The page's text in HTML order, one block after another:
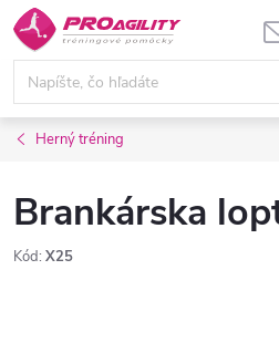
Prejsť
na
obsah
Herný tréning
Brankárska
Kód: X25